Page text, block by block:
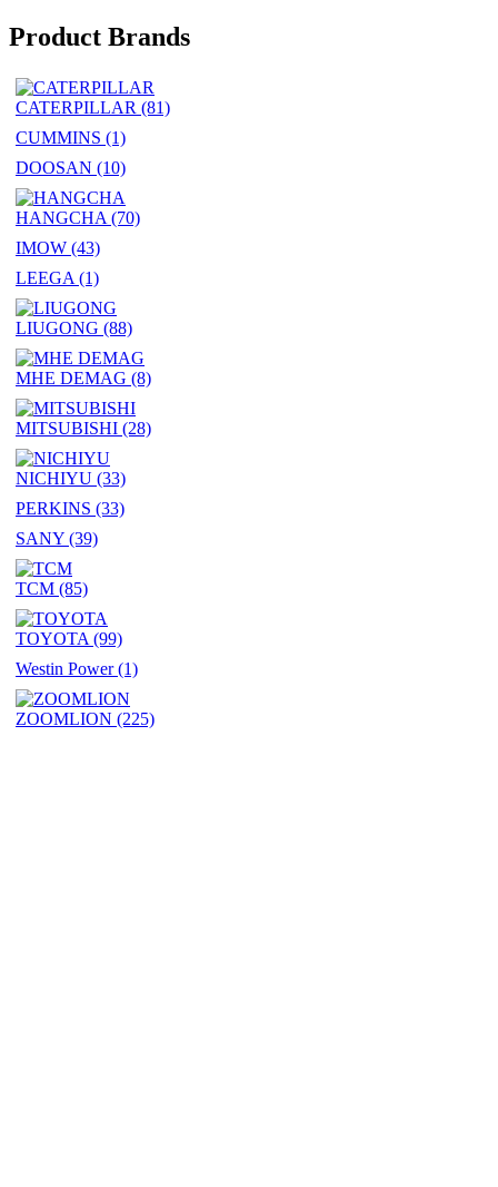
Product Brands
CATERPILLAR (81)
CUMMINS (1)
DOOSAN (10)
HANGCHA (70)
IMOW (43)
LEEGA (1)
LIUGONG (88)
MHE DEMAG (8)
MITSUBISHI (28)
NICHIYU (33)
PERKINS (33)
SANY (39)
TCM (85)
TOYOTA (99)
Westin Power(1)
ZOOMLION (225)